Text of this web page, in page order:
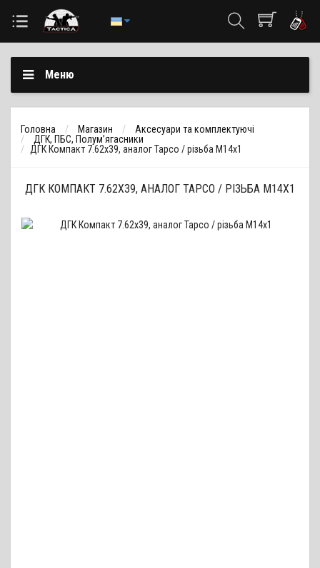
Меню
Головна Магазин
Аксесуари та комплектуючі
ДГК, ПБС, Полум’ягасники
ДГК Компакт 7.62х39, аналог Tapco / різьба М14х1
ДГК КОМПАКТ 7.62Х39, АНАЛОГ TAPCO / РІЗЬБА М14Х1